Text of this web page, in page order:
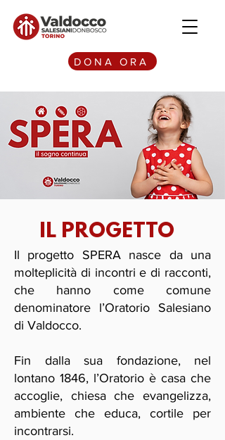
DONA ORA
IL PROGETTO
Il progetto SPERA nasce da una
molteplicità di incontri e di racconti,
che hanno come comune
denominatore l’Oratorio Salesiano
di Valdocco.
Fin dalla sua fondazione, nel
lontano 1846, l’Oratorio è casa che
accoglie, chiesa che evangelizza,
ambiente che educa, cortile per
incontrarsi.